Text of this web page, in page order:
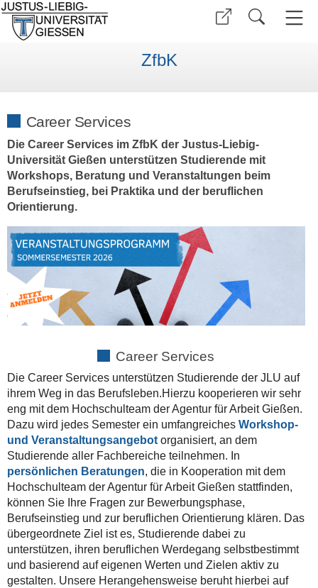
ZfbK
Career Services
Die Career Services im ZfbK der Justus-Liebig-
Universität Gießen unterstützen Studierende mit
Workshops, Beratung und Veranstaltungen beim
Berufseinstieg, bei Praktika und der beruflichen
Orientierung.
Career Services
Die Career Services unterstützen Studierende der JLU auf
ihrem Weg in das Berufsleben.Hierzu kooperieren wir sehr
eng mit dem Hochschulteam der Agentur für Arbeit Gießen.
Dazu wird jedes Semester ein umfangreiches Workshop-
und Veranstaltungsangebotorganisiert, an dem
Studierende aller Fachbereiche teilnehmen. In
persönlichen Beratungen, die in Kooperation mit dem
Hochschulteam der Agentur für Arbeit Gießen stattfinden,
können Sie Ihre Fragen zur Bewerbungsphase,
Berufseinstieg und zur beruflichen Orientierung klären. Das
übergeordnete Ziel ist es, Studierende dabei zu
unterstützen, ihren beruflichen Werdegang selbstbestimmt
und basierend auf eigenen Werten und Zielen aktiv zu
gestalten. Unsere Herangehensweise beruht hierbei auf